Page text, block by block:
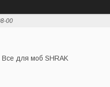
00
Все для моб SHRAK